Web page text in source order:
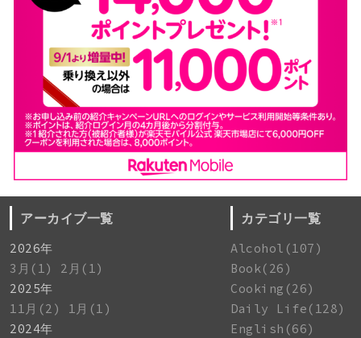
アーカイブ一覧
2026年
3月(1)
2月(1)
2025年
11月(2)
1月(1)
2024年
カテゴリ一覧
Alcohol(107)
Book(26)
Cooking(26)
Daily Life(128)
English(66)